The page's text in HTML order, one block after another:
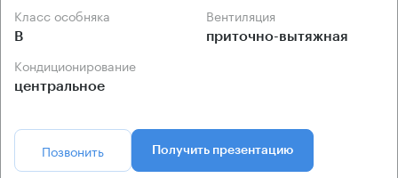
Класс особняка
B
Вентиляция
приточно-вытяжная
Кондиционирование
центральное
Позвонить Получить презентацию